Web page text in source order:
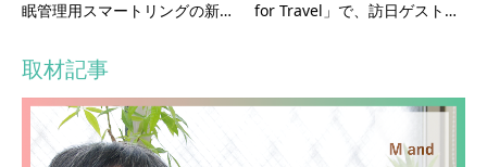
眠管理用スマートリングの新…
for Travel」で、訪日ゲスト…
取材記事